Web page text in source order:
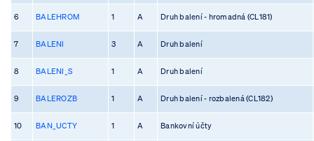
6 BALEHROM 1 A Druh balení - hromadná (CL181)
7 BALENI 3 A Druh balení
8 BALENI_S 1 A Druh balení
9 BALEROZB 1 A Druh balení - rozbalená (CL182)
10 BAN_UCTY 1 A Bankovní účty